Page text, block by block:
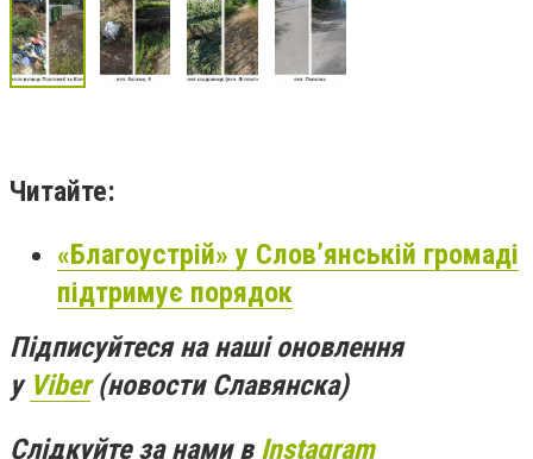
Читайте:
«Благоустрій» у Слов’янській громаді
підтримує порядок
Підписуйтеся на наші оновлення
у Viber(новости Славянска)
Слідкуйте за нами в Instagram